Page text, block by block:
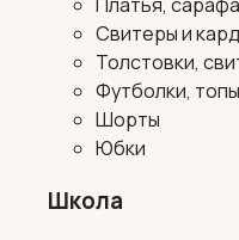
Свитеры и
Толстовки,
Футболки,
Шорты
Юбки
Школа